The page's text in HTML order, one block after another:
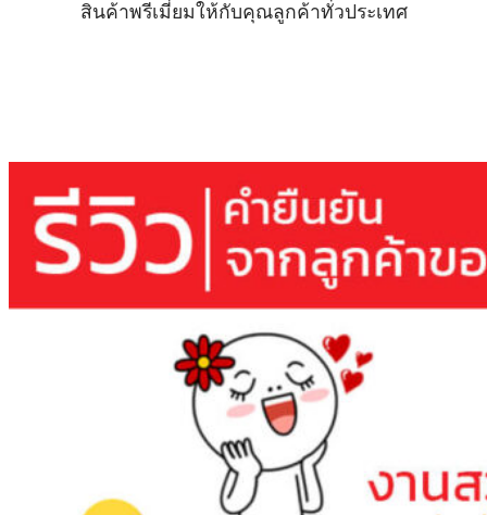
สินค้าพรีเมี่ยมให้กับคุณลูกค้าทั่วประเทศ